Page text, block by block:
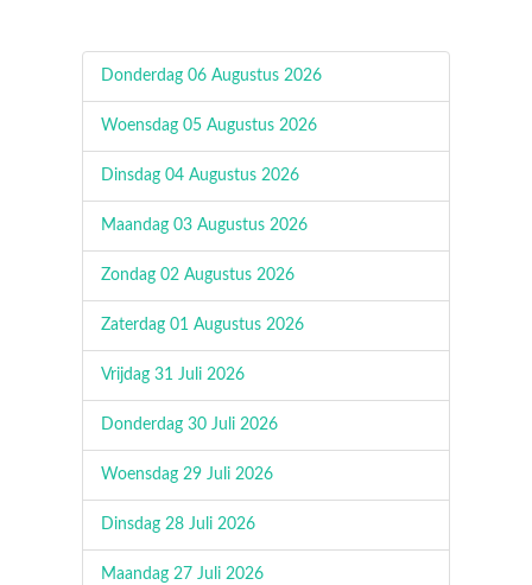
Donderdag 06 Augustus 2026
Woensdag 05 Augustus 2026
Dinsdag 04 Augustus 2026
Maandag 03 Augustus 2026
Zondag 02 Augustus 2026
Zaterdag 01 Augustus 2026
Vrijdag 31 Juli 2026
Donderdag 30 Juli 2026
Woensdag 29 Juli 2026
Dinsdag 28 Juli 2026
Maandag 27 Juli 2026